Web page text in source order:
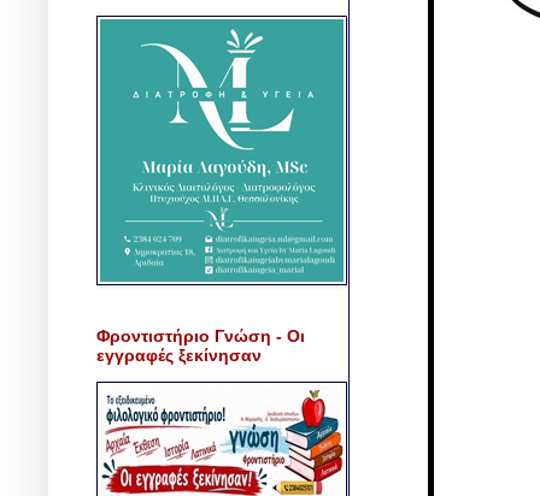
Φροντιστήριο Γνώση - Οι
εγγραφές ξεκίνησαν